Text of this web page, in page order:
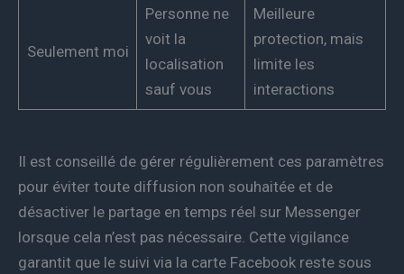
Seulement moi
Personne ne
voit la
localisation
sauf vous
Meilleure
protection, mais
limite les
interactions
Il est conseillé de gérer régulièrement ces paramètres
pour éviter toute diffusion non souhaitée et de
désactiver le partage en temps réel sur Messenger
lorsque cela n’est pas nécessaire. Cette vigilance
garantit que le suivi via la carte Facebook reste sous